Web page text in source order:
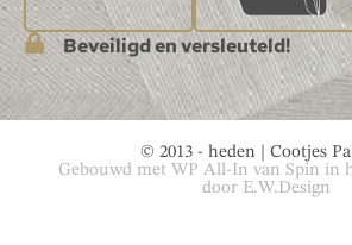
Beveiligd en versleuteld!
© 2013 - heden | Cootjes
Gebouwd met WP All-In van Spin in
door E.W.Design